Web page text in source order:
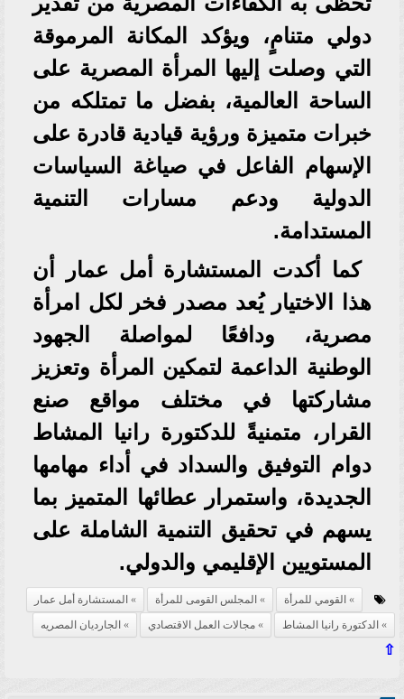
دولي متنامٍ، ويؤكد المكانة المرموقة
التي وصلت إليها المرأة المصرية على
الساحة العالمية، بفضل ما تمتلكه من
خبرات متميزة ورؤية قيادية قادرة على
الإسهام الفاعل في صياغة السياسات
الدولية ودعم مسارات التنمية
المستدامة.
كما أكدت المستشارة أمل عمار أن
هذا الاختيار يُعد مصدر فخر لكل امرأة
مصرية، ودافعًا لمواصلة الجهود
الوطنية الداعمة لتمكين المرأة وتعزيز
مشاركتها في مختلف مواقع صنع
القرار، متمنيةً للدكتورة رانيا المشاط
دوام التوفيق والسداد في أداء مهامها
الجديدة، واستمرار عطائها المتميز بما
يسهم في تحقيق التنمية الشاملة على
المستويين الإقليمي والدولي.
القومي للمرأة المجلس القومى للمرأة
المستشارة أمل عمار
الدكتورة رانيا المشاط
مجالات العمل الاقتصادي الجارديان المصريه
⇧